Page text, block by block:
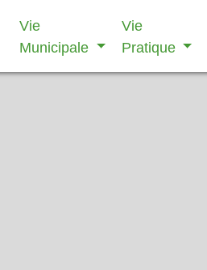
Vie
Municipale
Vie
Pratique